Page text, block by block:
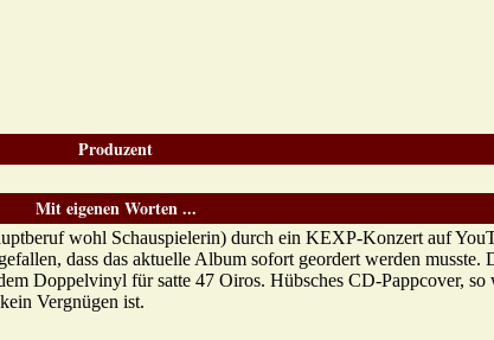
Produzent
Mit eigenen Worten ...
wohl Schauspielerin) durch ein KEXP-Konzert auf
dass das aktuelle Album sofort geordert werden musste.
Doppelvinyl für satte 47 Oiros. Hübsches CD-Pappcover, so
Vergnügen ist.